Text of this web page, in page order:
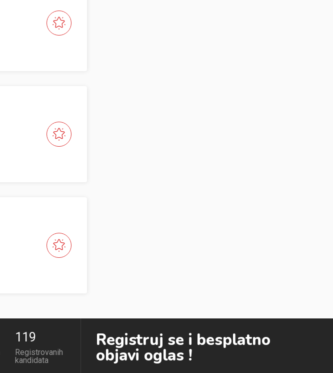
120
Registrovanih
kandidata
Registruj se i besplatno
objavi oglas !